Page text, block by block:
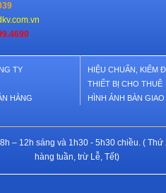
TY
HÀNG
HIỆU CHUẨN, KIỂM
THIẾT BỊ CHO THUÊ
HÌNH ẢNH BÀN
– 12h sáng và 1h30 - 5h30 chiều. ( Thứ
hàng tuần, trừ Lễ, Tết)